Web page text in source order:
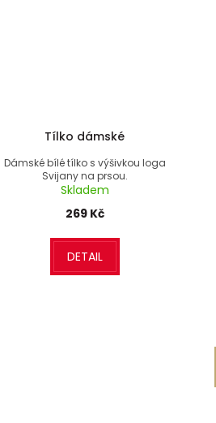
Tílko dámské
Dámské bílé tílko s výšivkou loga
Svijany na prsou.
Skladem
269 Kč
DETAIL